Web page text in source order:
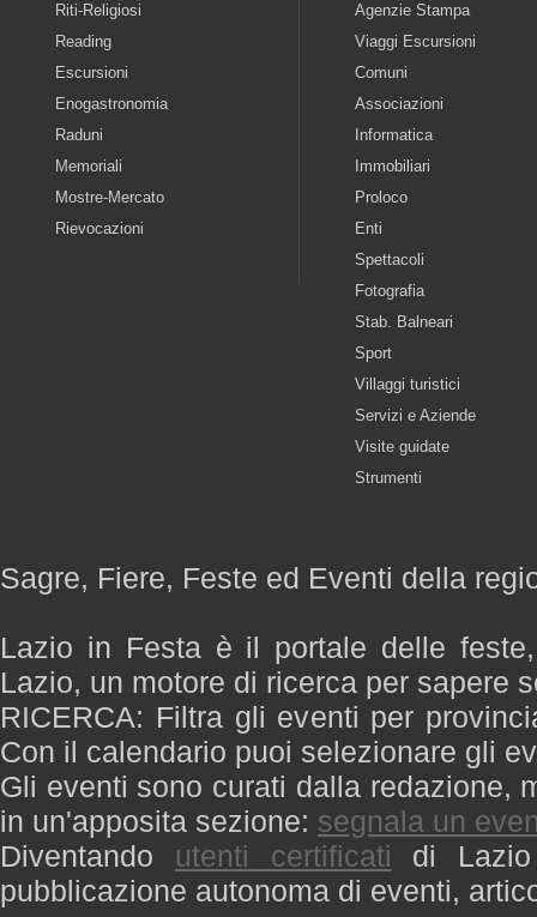
Riti-Religiosi
Reading
Escursioni
Enogastronomia
Raduni
Memoriali
Mostre-Mercato
Rievocazioni
Agenzie Stampa
Viaggi Escursioni
Comuni
Associazioni
Informatica
Immobiliari
Proloco
Enti
Spettacoli
Fotografia
Stab. Balneari
Sport
Villaggi turistici
Servizi e Aziende
Visite guidate
Strumenti
Sagre, Fiere, Feste ed Eventi della
Lazio in Festa è il portale delle
Lazio, un motore di ricerca per sapere
RICERCA: Filtra gli eventi per
Con il calendario puoi selezionare gli
Gli eventi sono curati dalla redazione,
in un'apposita sezione: segnala un
Diventando utenti certificati di
pubblicazione autonoma di eventi,